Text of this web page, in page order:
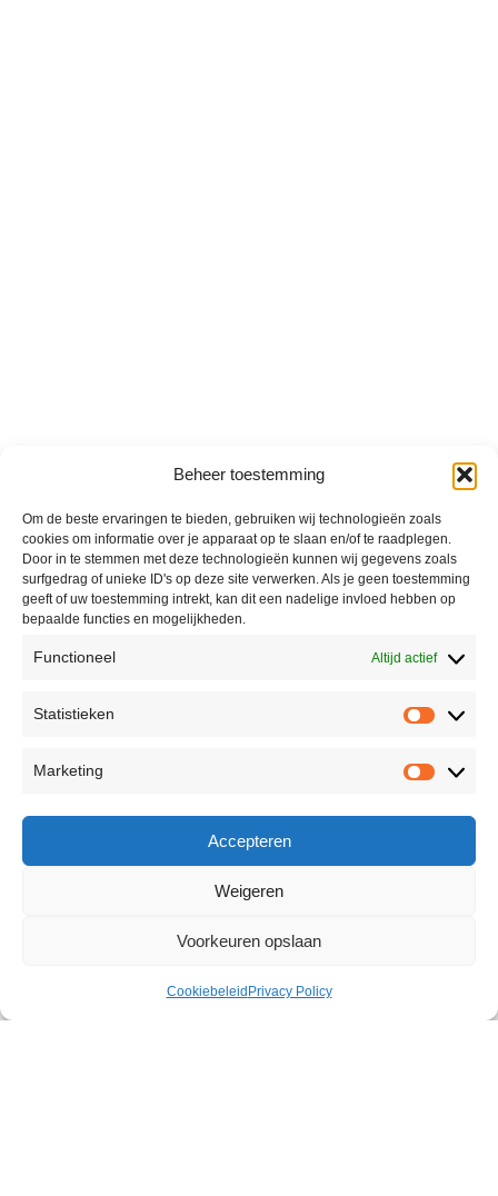
Beheer toestemming
Om de beste ervaringen te bieden, gebruiken wij technologieën zoals
cookies om informatie over je apparaat op te slaan en/of te raadplegen.
Door in te stemmen met deze technologieën kunnen wij gegevens zoals
surfgedrag of unieke ID's op deze site verwerken. Als je geen toestemming
geeft of uw toestemming intrekt, kan dit een nadelige invloed hebben op
bepaalde functies en mogelijkheden.
Functioneel Altijd actief
Statistieken
Marketing
Accepteren
Weigeren
Voorkeuren opslaan
Cookiebeleid Privacy Policy